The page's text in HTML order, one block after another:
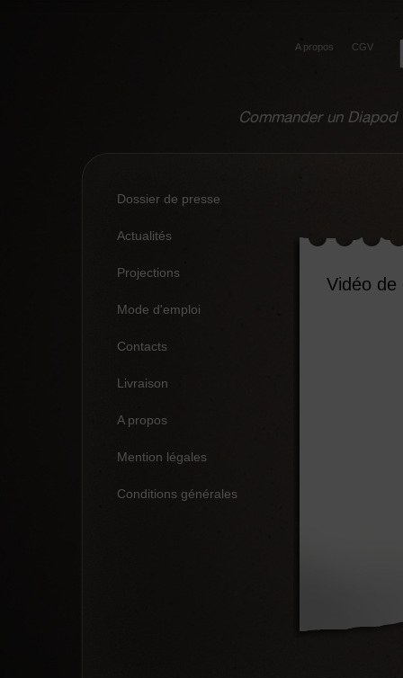
CGV
A propos
Commander un Diapod
Dossier de presse
Actualités
Projections
Mode d'emploi
Contacts
Livraison
A propos
Mention légales
Conditions générales
Vidéo de